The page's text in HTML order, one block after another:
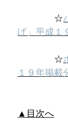
☆
げ」平成１
☆
１９年掲載
▲目次へ